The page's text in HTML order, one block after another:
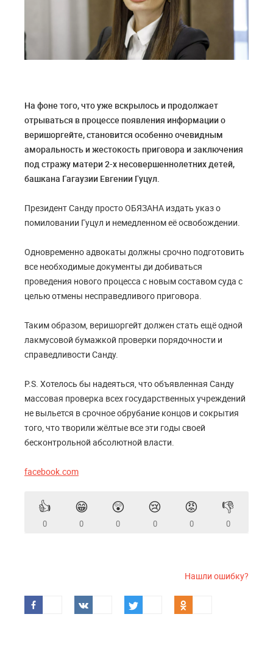
На фоне того, что уже вскрылось и продолжает
отрываться в процессе появления информации о
веришоргейте, становится особенно очевидным
аморальность и жестокость приговора и заключения
под стражу матери 2-х несовершеннолетних детей,
башкана Гагаузии Евгении Гуцул.
Президент Санду просто ОБЯЗАНА издать указ о
помиловании Гуцул и немедленном её освобождении.
Одновременно адвокаты должны срочно подготовить
все необходимые документы ди добиваться
проведения нового процесса с новым составом суда с
целью отмены несправедливого приговора.
Таким образом, веришоргейт должен стать ещё одной
лакмусовой бумажкой проверки порядочности и
справедливости Санду.
P.S. Хотелось бы надеяться, что объявленная Санду
массовая проверка всех государственных учреждений
не выльется в срочное обрубание концов и сокрытия
того, что творили жёлтые все эти годы своей
бесконтрольной абсолютной власти.
facebook.com
👍
0
😁
0
😲
0
😢
0
😡
0
👎
0
Нашли ошибку?